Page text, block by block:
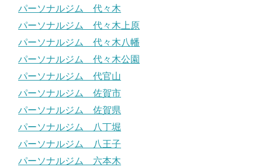
パーソナルジム 代々木
パーソナルジム 代々木上原
パーソナルジム 代々木八幡
パーソナルジム 代々木公園
パーソナルジム 代官山
パーソナルジム 佐賀市
パーソナルジム 佐賀県
パーソナルジム 八丁堀
パーソナルジム 八王子
パーソナルジム 六本木